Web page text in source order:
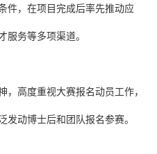
件，在项目完成后率先推动应
服务等多项渠道。
，高度重视大赛报名动员工作，
发动博士后和团队报名参赛。